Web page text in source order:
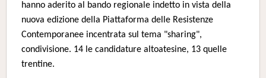
hanno aderito al bando regionale indetto in vista della
nuova edizione della Piattaforma delle Resistenze
Contemporanee incentrata sul tema "sharing",
condivisione. 14 le candidature altoatesine, 13 quelle
trentine.